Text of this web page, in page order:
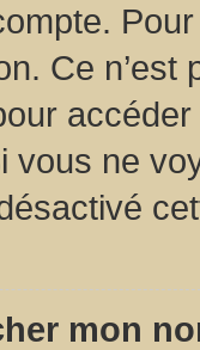
Ce
vous ne
mon